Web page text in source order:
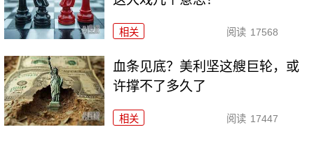
相关 阅读 17568
血条见底？美利坚这艘巨轮，或
许撑不了多久了
相关 阅读 17447